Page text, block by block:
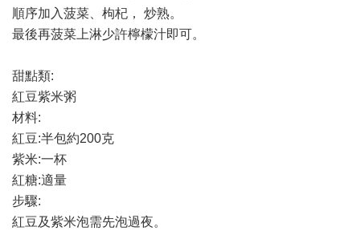
順序加入菠菜、枸杞， 炒熟。
最後再菠菜上淋少許檸檬汁即可。
甜點類:
紅豆紫米粥
材料:
紅豆:半包約200克
紫米:一杯
紅糖:適量
步驟:
紅豆及紫米泡需先泡過夜。